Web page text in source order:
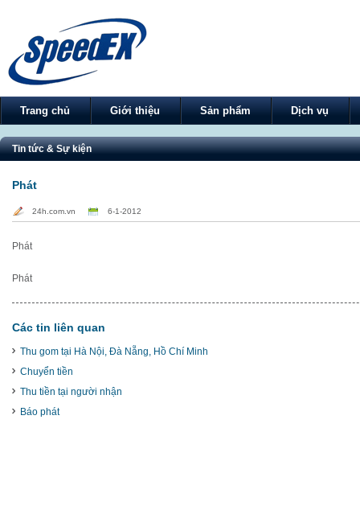
Trang chủ Giới thiệu Sản phẩm Dịch vụ
Tin tức & Sự kiện
Phát
24h.com.vn 6-1-2012
Phát
Phát
Các tin liên quan
Thu gom tại Hà Nội, Đà Nẵng, Hồ Chí Minh
Chuyển tiền
Thu tiền tại người nhận
Báo phát